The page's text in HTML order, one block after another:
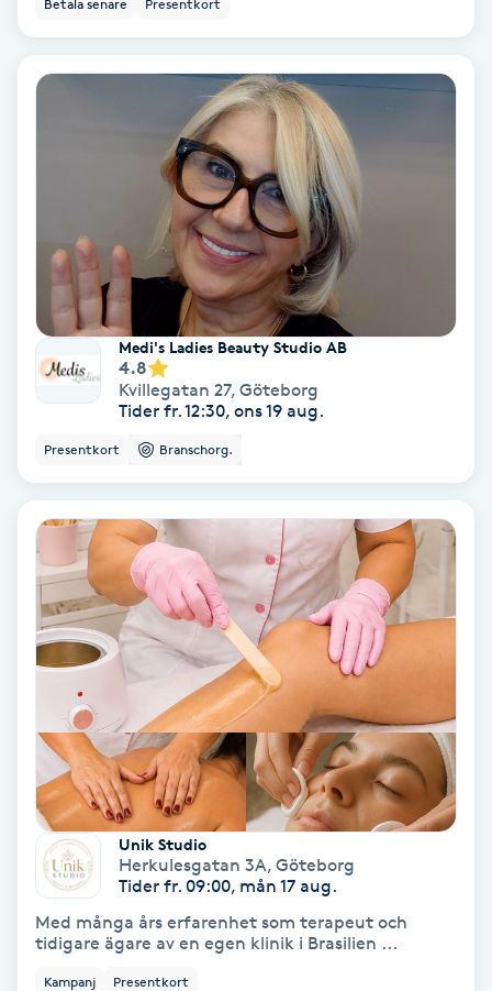
Föning
Gelenaglar
Gellack
Gellack med förstärkning
Gravidyoga
Gruppträning
Gua Sha-massage
Hatha Yoga
Headspa
Healing
Herrklippning
HIFU
Betala senare Presentkort
Medi's Ladies Beauty Studio AB
4.8
Kvillegatan 27, Göteborg
Tider fr. 12:30, ons 19 aug.
Presentkort Branschorg.
Unik Studio
Herkulesgatan 3A, Göteborg
Tider fr. 09:00, mån 17 aug.
Med många års erfarenhet som terapeut och
tidigare ägare av en egen klinik i Brasilien ...
Kampanj Presentkort